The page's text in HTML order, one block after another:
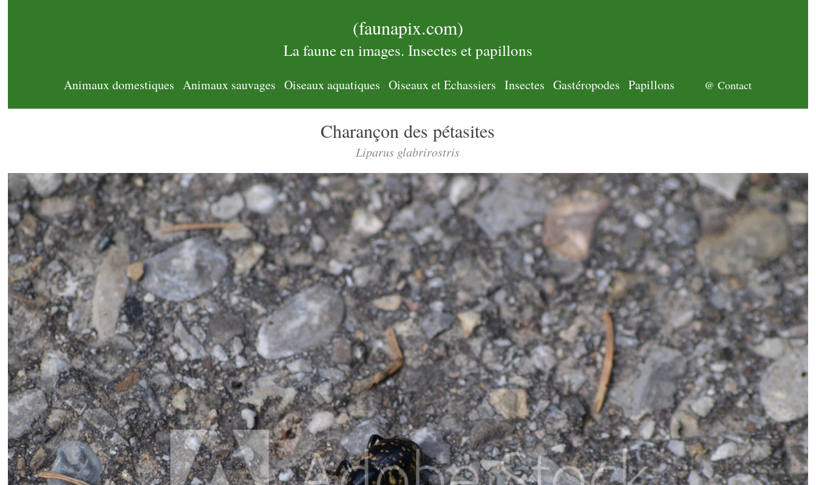
(faunapix.com)
La faune en images. Insectes et papillons
Animaux domestiques Animaux sauvages Oiseaux aquatiques Oiseaux et Echassiers Insectes Gastéropodes Papillons @ Contact
Charançon des pétasites
Liparus glabrirostris